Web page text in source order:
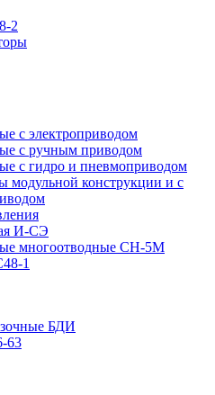
2
с электроприводом
с ручным приводом
с гидро и пневмоприводом
модульной конструкции и с
И-СЭ
многоотводные СН-5М
1
БДИ
63